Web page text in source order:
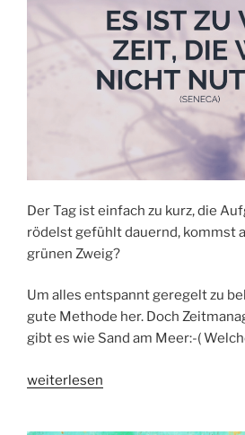
Der Tag ist einfach zu kurz, die
rödelst gefühlt dauernd, kommst
grünen Zweig?
Um alles entspannt geregelt zu
gute Methode her. Doch
gibt es wie Sand am Meer:-(
„ZEITMANAGEMENT
weiterlesen